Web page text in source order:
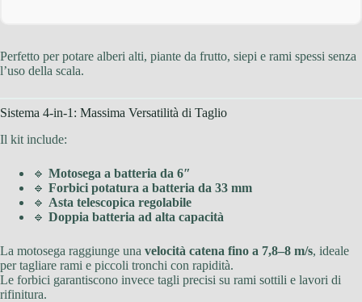
Perfetto per potare alberi alti, piante da frutto, siepi e rami spessi senza
l’uso della scala.
Sistema 4-in-1: Massima Versatilità di Taglio
Il kit include:
🔹 Motosega a batteria da 6″
🔹 Forbici potatura a batteria da 33 mm
🔹 Asta telescopica regolabile
🔹 Doppia batteria ad alta capacità
La motosega raggiunge una velocità catena fino a 7,8–8 m/s, ideale
per tagliare rami e piccoli tronchi con rapidità.
Le forbici garantiscono invece tagli precisi su rami sottili e lavori di
rifinitura.